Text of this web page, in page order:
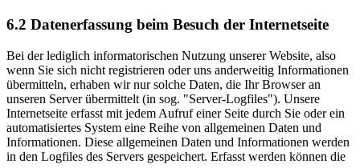
6.2 Datenerfassung beim Besuch der Internetseite
Bei der lediglich informatorischen Nutzung unserer Website, also
wenn Sie sich nicht registrieren oder uns anderweitig Informationen
übermitteln, erhaben wir nur solche Daten, die Ihr Browser an
unseren Server übermittelt (in sog. "Server-Logfiles"). Unsere
Internetseite erfasst mit jedem Aufruf einer Seite durch Sie oder ein
automatisiertes System eine Reihe von allgemeinen Daten und
Informationen. Diese allgemeinen Daten und Informationen werden
in den Logfiles des Servers gespeichert. Erfasst werden können die